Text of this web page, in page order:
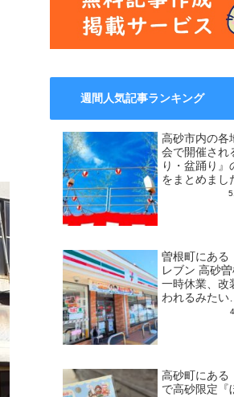
週間人気記事ランキング
高砂市内の各
会で開催され
り・盆踊り』
をまとめまし
曽根町にある
レブン 高砂
一時休業、改
われるみたい
高砂町にある
で高砂限定『